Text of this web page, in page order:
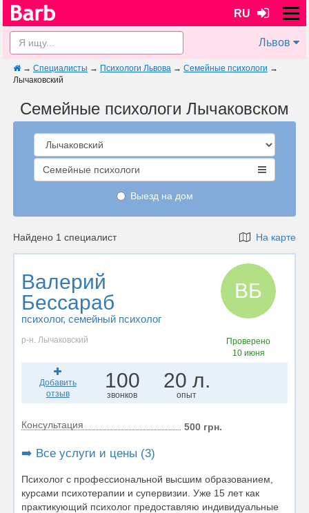
RU
Львов
→ Специалисты → Психологи Львова → Семейные психологи →
Лычаковский
Семейные психологи Лычаковском
Семейные психологи
Выезд на дом
Найдено 1 специалист На карте
Валерий
Бессараб
психолог, семейный психолог
ВБ
р-н. Лычаковский
Проверено
10 июня
Добавить
отзыв
100
звонков
20 л.
опыт
Консультация 500 грн.
➡️ Все услуги и цены (3)
Психолог с профессиональной высшим образованием,
курсами психотерапии и супервизии. Уже 15 лет как
практикующий психолог предоставляю индивидуальные